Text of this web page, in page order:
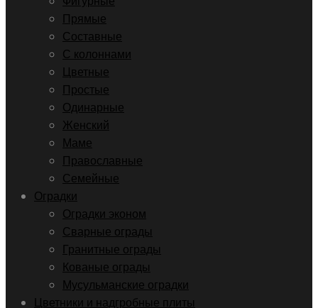
Прямые
Составные
С колоннами
Цветные
Простые
Одинарные
Женский
Маме
Православные
Семейные
Оградки
Оградки эконом
Сварные ограды
Гранитные ограды
Кованые ограды
Мусульманские оградки
Цветники и надгробные плиты